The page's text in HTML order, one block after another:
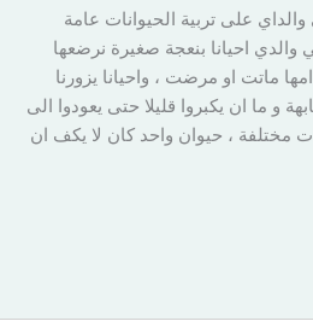
على تربية الحيوانات عامة
احيانا بنعجة صغيرة نرضعها
ماتت او مرضت ، واحيانا يزورنا
و ما ان يكبروا قليلا حتى يعودوا الى
مختلفة ، حيوان واحد كان لا يكف ان